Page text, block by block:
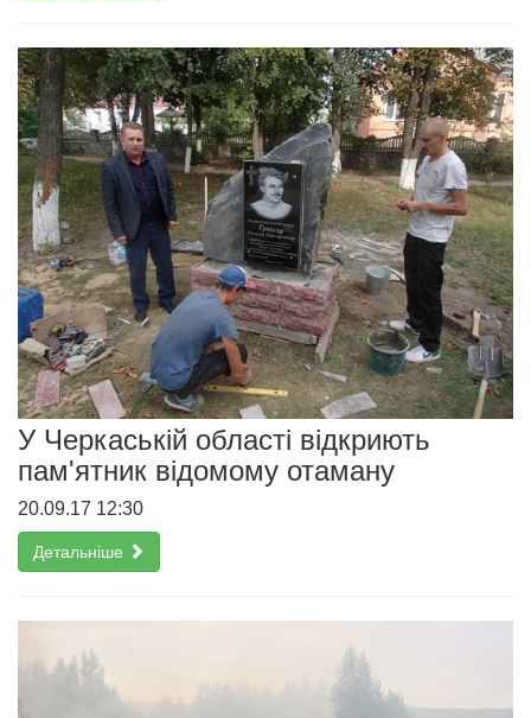
У Черкаській області відкриють
пам'ятник відомому отаману
20.09.17 12:30
Детальніше